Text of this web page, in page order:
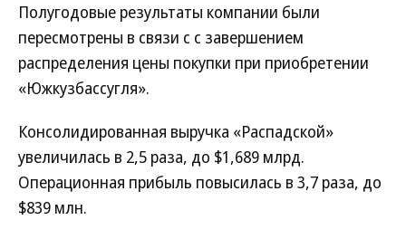
Полугодовые результаты компании были
пересмотрены в связи с с завершением
распределения цены покупки при приобретении
«Южкузбассугля».
Консолидированная выручка «Распадской»
увеличилась в 2,5 раза, до $1,689 млрд.
Операционная прибыль повысилась в 3,7 раза, до
$839 млн.